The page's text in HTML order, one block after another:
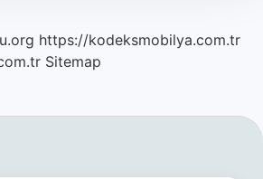
https://kodeksmobilya.com.tr
Sitemap